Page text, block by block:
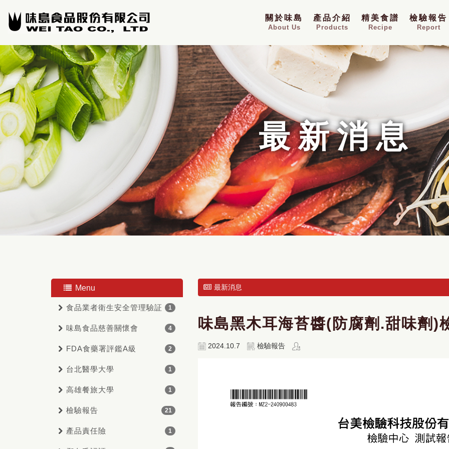
關於味島
About Us
產品介紹
Products
精美食譜
Recipe
檢驗報告
Report
最新消息
Menu
食品業者衛生安全管理驗証 1
味島食品慈善關懷會 4
FDA食藥署評鑑A級 2
台北醫學大學 1
高雄餐旅大學 1
檢驗報告 21
產品責任險 1
最新消息
味島黑木耳海苔醬(防腐劑.甜味劑)
2024.10.7 檢驗報告